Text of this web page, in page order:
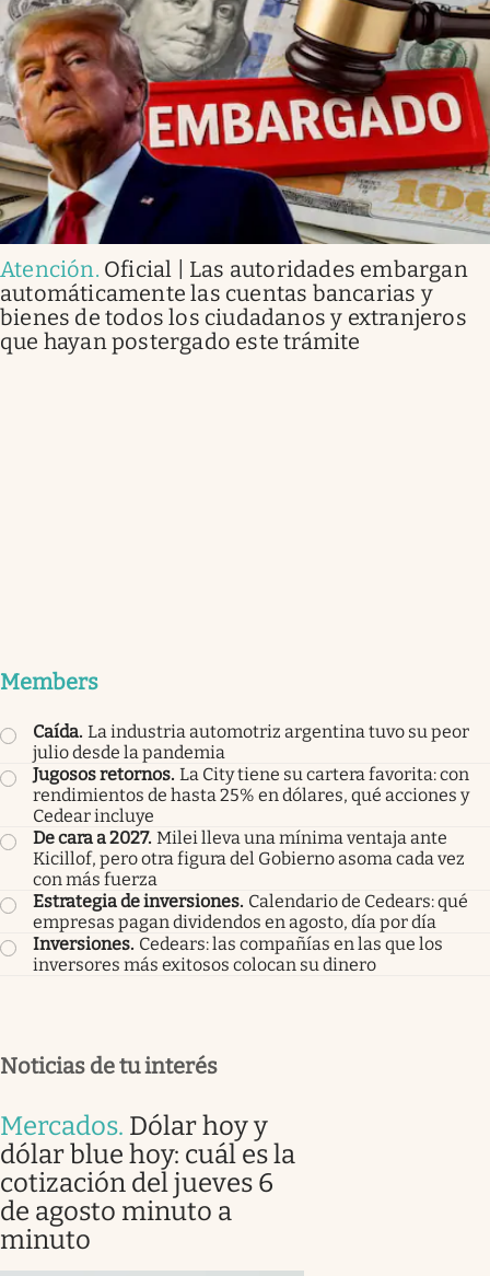
Atención. Oficial | Las autoridades embargan
automáticamente las cuentas bancarias y
bienes de todos los ciudadanos y extranjeros
que hayan postergado este trámite
Members
Caída. La industria automotriz argentina tuvo su peor
julio desde la pandemia
Jugosos retornos. La City tiene su cartera favorita: con
rendimientos de hasta 25% en dólares, qué acciones y
Cedear incluye
De cara a 2027. Milei lleva una mínima ventaja ante
Kicillof, pero otra figura del Gobierno asoma cada vez
con más fuerza
Estrategia de inversiones. Calendario de Cedears: qué
empresas pagan dividendos en agosto, día por día
Inversiones. Cedears: las compañías en las que los
inversores más exitosos colocan su dinero
Noticias de tu interés
Mercados. Dólar hoy y
dólar blue hoy: cuál es la
cotización del jueves 6
de agosto minuto a
minuto